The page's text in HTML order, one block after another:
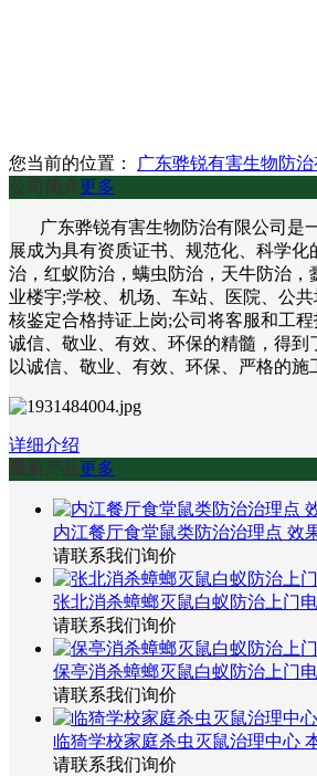
您当前的位置： 广东骅锐有害生物防治
公司简介更多
广东骅锐有害生物防治有限公司是一
展成为具有资质证书、规范化、科学
治，红蚁防治，螨虫防治，天牛防治
业楼宇;学校、机场、车站、医院、公
核鉴定合格持证上岗;公司将客服和工
诚信、敬业、有效、环保的精髓，得
以诚信、敬业、有效、环保、严格的
详细介绍
最新产品更多
内江餐厅食堂鼠类防治治理点 效
请联系我们询价
张北消杀蟑螂灭鼠白蚁防治上门
请联系我们询价
保亭消杀蟑螂灭鼠白蚁防治上门
请联系我们询价
临猗学校家庭杀虫灭鼠治理中心
请联系我们询价